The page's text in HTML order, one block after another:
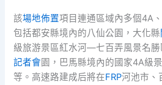
該場地佈置項目連通區域內多個4A
包括都安縣境內的八仙公園，大化縣
級旅游景區紅水河—七百弄風景名
記者會園，巴馬縣境內的國家4A級
等。高速路建成后將在FRP河池市、